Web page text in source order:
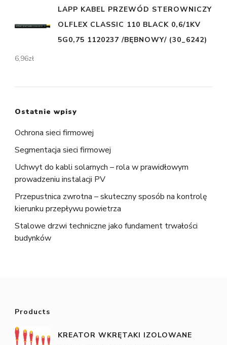
LAPP KABEL PRZEWÓD STEROWNICZY
OLFLEX CLASSIC 110 BLACK 0,6/1KV
5G0,75 1120237 /BĘBNOWY/ (30_6242)
6,96zł
Ostatnie wpisy
Ochrona sieci firmowej
Segmentacja sieci firmowej
Uchwyt do kabli solarnych – rola w prawidłowym
prowadzeniu instalacji PV
Przepustnica zwrotna – skuteczny sposób na kontrolę
kierunku przepływu powietrza
Stalowe drzwi techniczne jako fundament trwałości
budynków
Products
KREATOR WKRĘTAKI IZOLOWANE